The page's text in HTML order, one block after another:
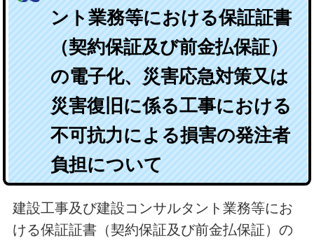
ント業務等における保証証書
（契約保証及び前金払保証）
の電子化、災害応急対策又は
災害復旧に係る工事における
不可抗力による損害の発注者
負担について
建設工事及び建設コンサルタント業務等にお
ける保証証書（契約保証及び前金払保証）の